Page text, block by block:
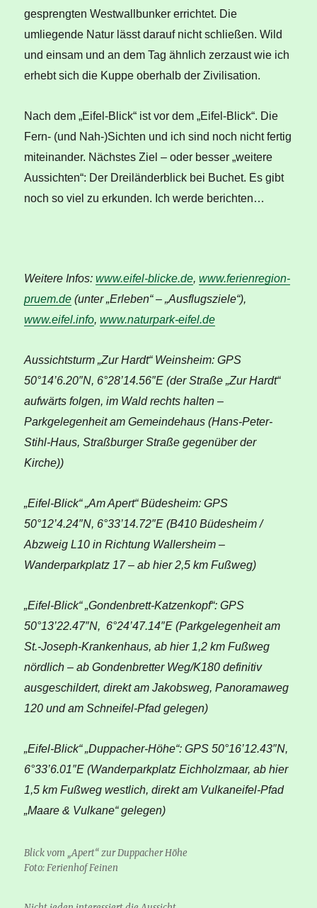
gesprengten Westwallbunker errichtet. Die
umliegende Natur lässt darauf nicht schließen. Wild
und einsam und an dem Tag ähnlich zerzaust wie ich
erhebt sich die Kuppe oberhalb der Zivilisation.
Nach dem „Eifel-Blick“ ist vor dem „Eifel-Blick“. Die
Fern- (und Nah-)Sichten und ich sind noch nicht fertig
miteinander. Nächstes Ziel – oder besser „weitere
Aussichten“: Der Dreiländerblick bei Buchet. Es gibt
noch so viel zu erkunden. Ich werde berichten…
Weitere Infos:www.eifel-blicke.de,www.ferienregion-
pruem.de (unter „Erleben“ – „Ausflugsziele“),
www.eifel.info,www.naturpark-eifel.de
Aussichtsturm „Zur Hardt“ Weinsheim: GPS
50°14’6.20″N, 6°28’14.56″E (der Straße „Zur Hardt“
aufwärts folgen, im Wald rechts halten –
Parkgelegenheit am Gemeindehaus (Hans-Peter-
Stihl-Haus, Straßburger Straße gegenüber der
Kirche))
„Eifel-Blick“ „Am Apert“ Büdesheim: GPS
50°12’4.24″N, 6°33’14.72″E (B410 Büdesheim /
Abzweig L10 in Richtung Wallersheim –
Wanderparkplatz 17 – ab hier 2,5 km Fußweg)
„Eifel-Blick“ „Gondenbrett-Katzenkopf“: GPS
50°13’22.47″N, 6°24’47.14″E (Parkgelegenheit am
St.-Joseph-Krankenhaus, ab hier 1,2 km Fußweg
nördlich – ab Gondenbretter Weg/K180 definitiv
ausgeschildert, direkt am Jakobsweg, Panoramaweg
120 und am Schneifel-Pfad gelegen)
„Eifel-Blick“ „Duppacher-Höhe“: GPS 50°16’12.43″N,
6°33’6.01″E (Wanderparkplatz Eichholzmaar, ab hier
1,5 km Fußweg westlich, direkt am Vulkaneifel-Pfad
„Maare & Vulkane“ gelegen)
Blick vom „Apert“ zur Duppacher Höhe
Foto: Ferienhof Feinen